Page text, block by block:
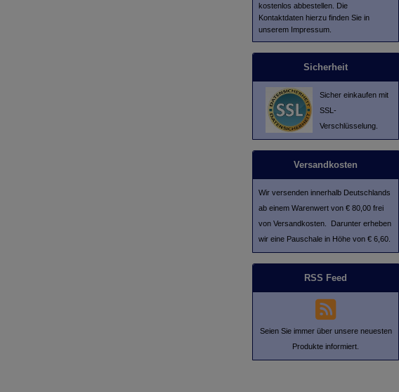
kostenlos abbestellen. Die
Kontaktdaten hierzu finden Sie in
unserem Impressum.
Sicherheit
Sicher einkaufen mit
SSL-
Verschlüsselung.
Versandkosten
Wir versenden innerhalb Deutschlands
ab einem Warenwert von € 80,00 frei
von Versandkosten. Darunter erheben
wir eine Pauschale in Höhe von € 6,60.
RSS Feed
Seien Sie immer über unsere neuesten
Produkte informiert.